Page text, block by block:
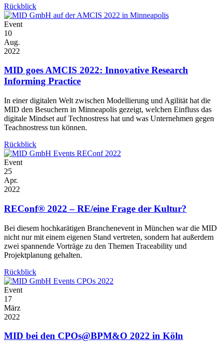
Rückblick
Event
10
Aug.
2022
MID goes AMCIS 2022: Innovative Research
Informing Practice
In einer digitalen Welt zwischen Modellierung und Agilität hat die
MID den Besuchern in Minneapolis gezeigt, welchen Einfluss das
digitale Mindset auf Technostress hat und was Un­ter­neh­men gegen
Teachnostress tun können.
Rückblick
Event
25
Apr.
2022
REConf® 2022 – RE/eine Frage der Kultur?
Bei diesem hochkarätigen Branchenevent in München war die MID
nicht nur mit einem eigenen Stand vertreten, sondern hat außerdem
zwei spannende Vorträge zu den Themen Traceability und
Projektplanung gehalten.
Rückblick
Event
17
März
2022
MID bei den CPOs@BPM&O 2022 in Köln